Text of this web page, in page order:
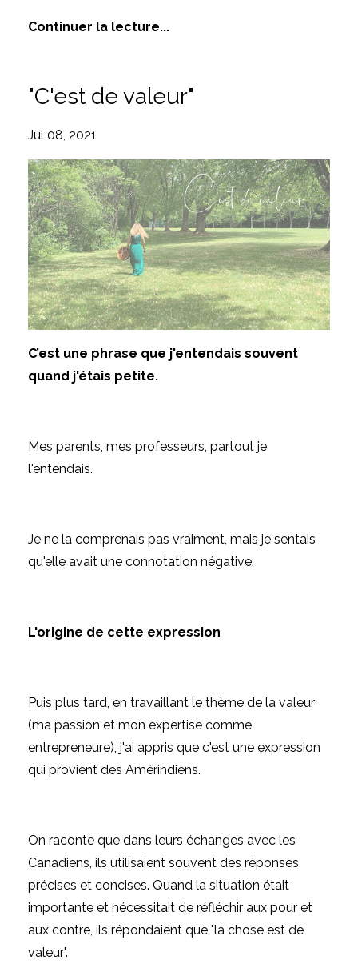
Continuer la lecture...
"C'est de valeur"
Jul 08, 2021
C’est une phrase que j'entendais souvent
quand j'étais petite.
Mes parents, mes professeurs, partout je
l'entendais.
Je ne la comprenais pas vraiment, mais je sentais
qu'elle avait une connotation négative.
L'origine de cette expression
Puis plus tard, en travaillant le thème de la valeur
(ma passion et mon expertise comme
entrepreneure), j'ai appris que c'est une expression
qui provient des Amérindiens.
On raconte que dans leurs échanges avec les
Canadiens, ils utilisaient souvent des réponses
précises et concises. Quand la situation était
importante et nécessitait de réfléchir aux pour et
aux contre, ils répondaient que "la chose est de
valeur".